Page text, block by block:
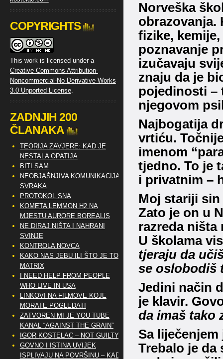
Norveška
obrazovanja.
fizike,
poznavanje
izučavaju
znaju da je
pojedinosti –
njegovom
Najbogatija
vrtiću.
imenom
tjedno. To je
i privatnim –
Moj stariji
Zato je on u
razreda ništa
U školama
tjeraju da
se oslobodiš
Jedini način
je klavir.
da imaš tako
Sa
Trebalo je da
COPYRIGHTS
This work is licensed under a
Creative Commons Attribution-
Noncommercial-No Derivative Works
3.0 Unported License.
ZADNJIH 200
ČLANAKA
TEORIJA ZAVJERE: KAD JE
NESTALA OPATIJA
BITI SAM
NEOBJAŠNJIVA KOMUNIKACIJA
SVRAKA
PROTOKOL SNA
KOMETA LEMMON H2 NA
MJESTU AURORE BOREALIS
NE DIRAJ NIŠTA I NAHRANI
SVINJE
KONTROLA NOVCA
KAKO NAS JEBU ILI ŠTO JE TO
MATRIX
I NEED HELP FROM PEOPLE
WHO LIVE IN USA
LINKOVI NA FILMOVE KOJE
MORATE POGLEDATI
ZATVOREN MI JE YOU TUBE
KANAL “AGAINST THE GRAIN”
IGOR KOSTELAC – NOT GUILTY
GOVNO I ISTINA UVIJEK
ISPLIVAJU NA POVRŠINU – KAD